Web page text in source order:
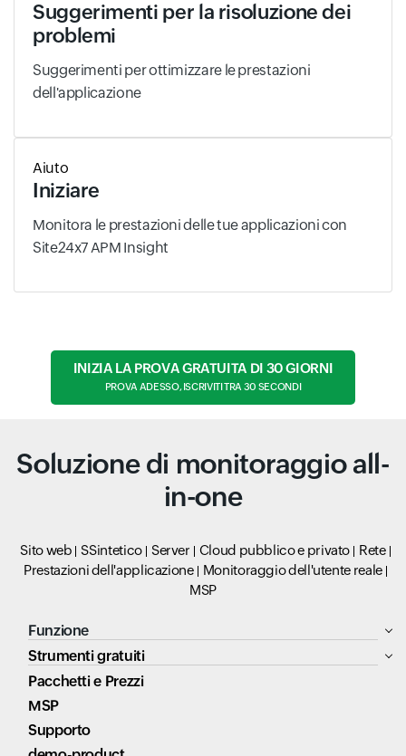
Suggerimenti per la risoluzione dei
problemi
Suggerimenti per ottimizzare le prestazioni
dell'applicazione
Aiuto
Iniziare
Monitora le prestazioni delle tue applicazioni con
Site24x7 APM Insight
INIZIA LA PROVA GRATUITA DI 30 GIORNI
PROVA ADESSO, ISCRIVITI TRA 30 SECONDI
Soluzione di monitoraggio all-
in-one
Sito web SSintetico Server Cloud pubblico e privato
Rete
Prestazioni dell'applicazione
Monitoraggio dell'utente reale
MSP
Funzione
Strumenti gratuiti
Pacchetti e Prezzi
MSP
Supporto